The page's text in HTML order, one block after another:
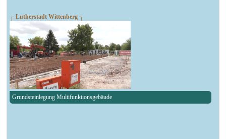
┌ Lutherstadt Wittenberg ┐
Grundsteinlegung Multifunktionsgebäude